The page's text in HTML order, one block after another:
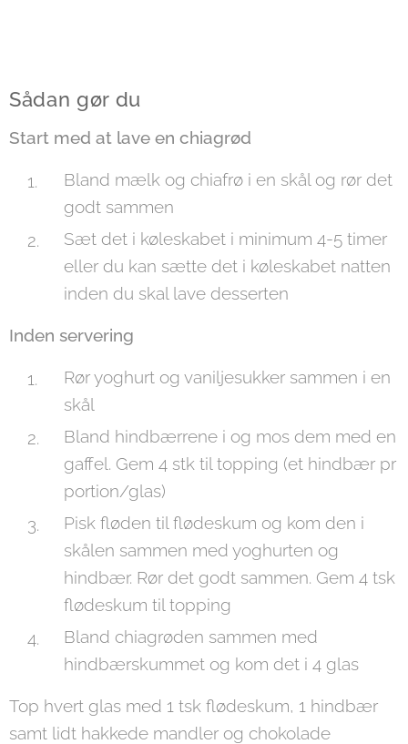
Sådan gør du
Start med at lave en chiagrød
Bland mælk og chiafrø i en skål og rør det
godt sammen
Sæt det i køleskabet i minimum 4-5 timer
eller du kan sætte det i køleskabet natten
inden du skal lave desserten
Inden servering
Rør yoghurt og vaniljesukker sammen i en
skål
Bland hindbærrene i og mos dem med en
gaffel. Gem 4 stk til topping (et hindbær pr
portion/glas)
Pisk fløden til flødeskum og kom den i
skålen sammen med yoghurten og
hindbær. Rør det godt sammen. Gem 4 tsk
flødeskum til topping
Bland chiagrøden sammen med
hindbærskummet og kom det i 4 glas
Top hvert glas med 1 tsk flødeskum, 1 hindbær
samt lidt hakkede mandler og chokolade